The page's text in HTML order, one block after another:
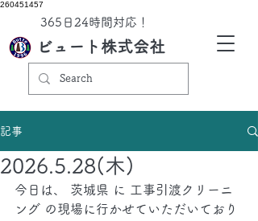
260451457
ビュート株式会社
​365日24時間対応！
記事
2026.5.28(木)
今日は、 茨城県 に 工事引渡クリーニ
ング の現場に行かせていただいており